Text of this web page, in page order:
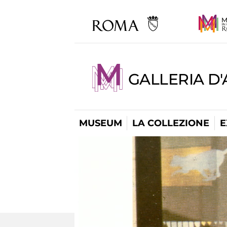
GALLERIA
MUSEUM LA COLLEZIONE